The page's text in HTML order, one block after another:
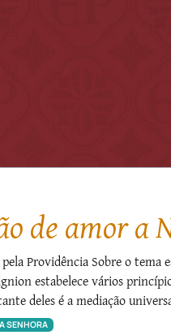
de amor a
Providência Sobre o tema
estabelece vários
deles é a mediação
SENHORA